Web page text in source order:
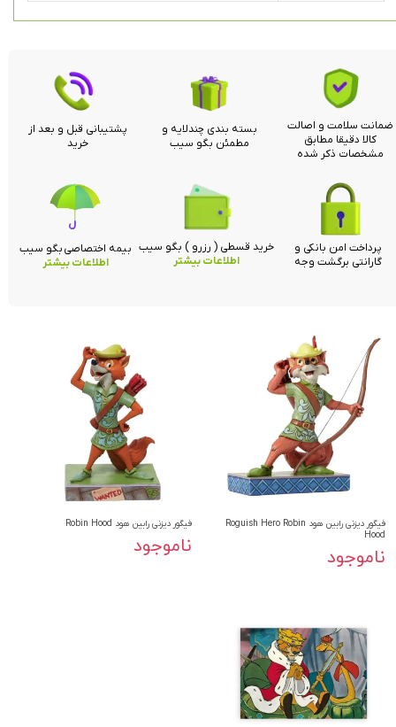
فیگور دیزنی رابین هود Roguish Hero Robin
Hood
ناموجود
فیگور دیزنی رابین هود Robin Hood
ناموجود
ضمانت سلامت و اصالت
کالا دقیقا مطابق
مشخصات ذکر شده
بسته بندی چندلایه و
مطمئن بگو سیب
پشتیبانی قبل و بعد از
خرید
خرید قسطی ( رزرو ) بگو سیب
اطلاعات بیشتر
پرداخت امن بانکی و
گارانتی برگشت وجه
بیمه اختصاصی بگو سیب
اطلاعات بیشتر